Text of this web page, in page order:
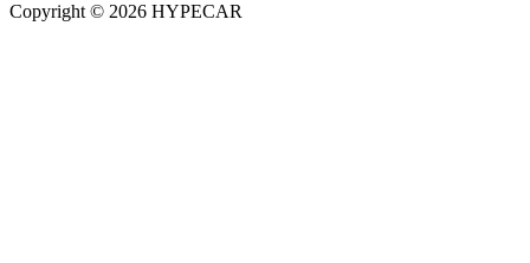
Copyright © 2026 HYPECAR